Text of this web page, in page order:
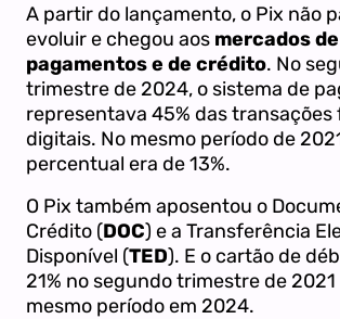
A partir do lançamento, o Pix não
evoluir e chegou aos mercados de
pagamentos e de crédito. No
trimestre de 2024, o sistema de
representava 45% das transações
digitais. No mesmo período de
percentual era de 13%.
O Pix também aposentou o
Crédito (DOC) e a Transferência
Disponível (TED). E o cartão de
21% no segundo trimestre de 2021
mesmo período em 2024.